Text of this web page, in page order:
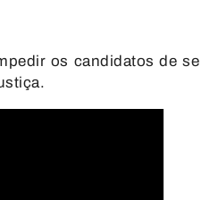
os candidatos de se